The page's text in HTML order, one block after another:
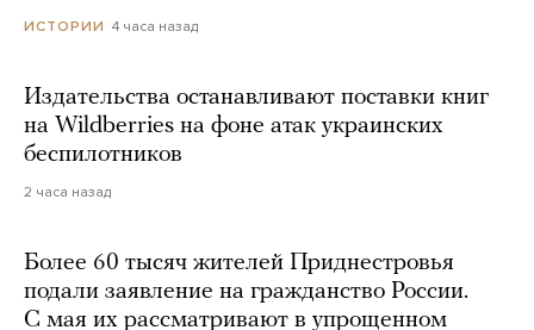
ИСТОРИИ 4 часа назад
Издательства останавливают поставки книг
на Wildberries на фоне атак украинских
беспилотников
2 часа назад
Более 60 тысяч жителей Приднестровья
подали заявление на гражданство России.
С мая их рассматривают в упрощенном